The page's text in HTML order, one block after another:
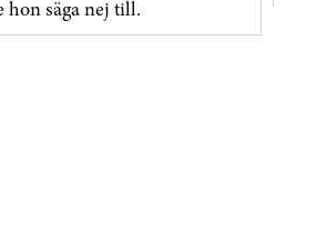
hon säga nej till.